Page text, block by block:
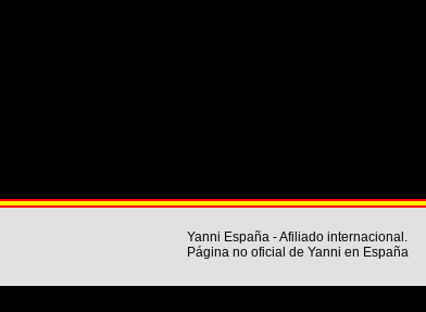
Yanni España - Afiliado internacional.
Página no oficial de Yanni en España